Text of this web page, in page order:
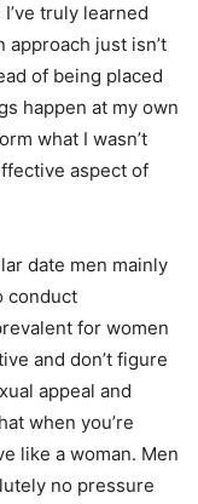
truly learned
just isn’t
of being placed
happen at my own
what I wasn’t
aspect of
date men mainly
conduct
for women
and don’t figure
appeal and
when you’re
like a woman. Men
no pressure